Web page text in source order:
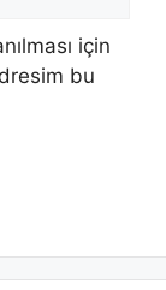
için
bu